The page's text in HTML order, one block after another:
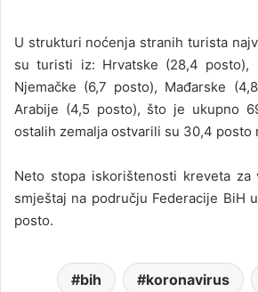
U strukturi noćenja stranih turista
su turisti iz: Hrvatske (28,4 posto),
Njemačke (6,7 posto), Mađarske
Arabije (4,5 posto), što je ukupno
ostalih zemalja ostvarili su 30,4 posto
Neto stopa iskorištenosti kreveta
smještaj na području Federacije BiH
posto.
bih koronavirus